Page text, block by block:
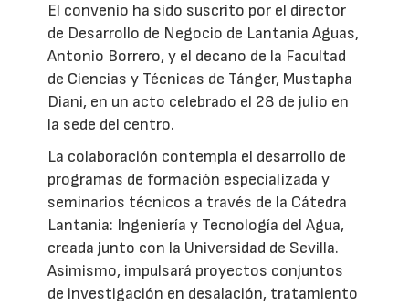
El convenio ha sido suscrito por el director
de Desarrollo de Negocio de Lantania Aguas,
Antonio Borrero, y el decano de la Facultad
de Ciencias y Técnicas de Tánger, Mustapha
Diani, en un acto celebrado el 28 de julio en
la sede del centro.
La colaboración contempla el desarrollo de
programas de formación especializada y
seminarios técnicos a través de la Cátedra
Lantania: Ingeniería y Tecnología del Agua,
creada junto con la Universidad de Sevilla.
Asimismo, impulsará proyectos conjuntos
de investigación en desalación, tratamiento